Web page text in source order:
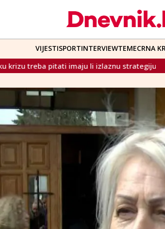
VIJESTISPORTINTERVIEWTEMECRNA
li izlaznu strategiju Stranke bošnjačke